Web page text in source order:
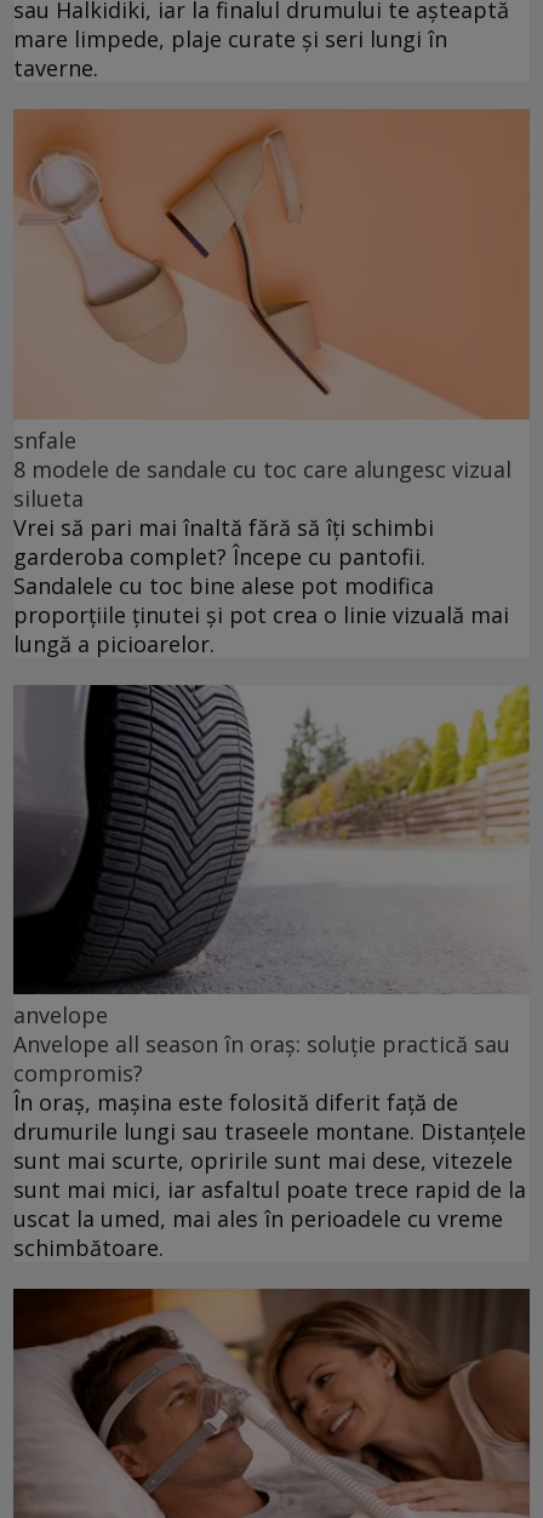
sau Halkidiki, iar la finalul drumului te așteaptă
mare limpede, plaje curate și seri lungi în
taverne.
snfale
8 modele de sandale cu toc care alungesc vizual
silueta
Vrei să pari mai înaltă fără să îți schimbi
garderoba complet? Începe cu pantofii.
Sandalele cu toc bine alese pot modifica
proporțiile ținutei și pot crea o linie vizuală mai
lungă a picioarelor.
anvelope
Anvelope all season în oraș: soluție practică sau
compromis?
În oraș, mașina este folosită diferit față de
drumurile lungi sau traseele montane. Distanțele
sunt mai scurte, opririle sunt mai dese, vitezele
sunt mai mici, iar asfaltul poate trece rapid de la
uscat la umed, mai ales în perioadele cu vreme
schimbătoare.